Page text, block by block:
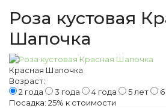
Роза кустовая
Шапочка
Красная Шапочка
Возраст:
2 года
3 года 4 года 5 лет
Посадка: 25% к стоимости